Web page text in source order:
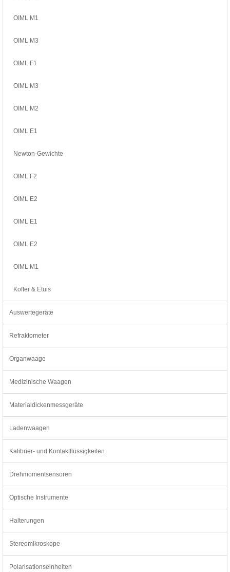
OIML M1
OIML M3
OIML F1
OIML M3
OIML M2
OIML E1
Newton-Gewichte
OIML F2
OIML E2
OIML E1
OIML E2
OIML M1
Koffer & Etuis
Auswertegeräte
Refraktometer
Organwaage
Medizinische Waagen
Materialdickenmessgeräte
Ladenwaagen
Kalibrier- und Kontaktflüssigkeiten
Drehmomentsensoren
Optische Instrumente
Halterungen
Stereomikroskope
Polarisationseinheiten